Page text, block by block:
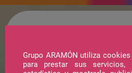
Grupo ARAMÓN utiliza
para prestar sus servicios,